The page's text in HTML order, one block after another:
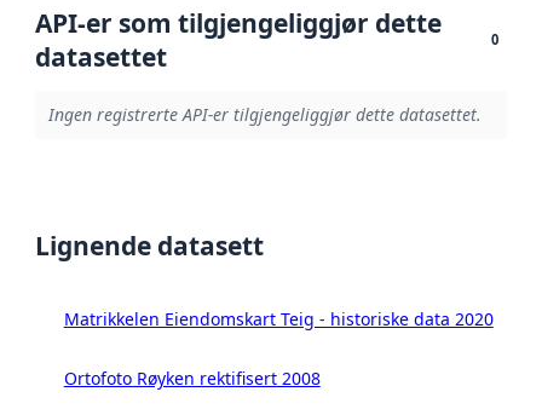
API-er som tilgjengeliggjør dette
datasettet
0
Ingen registrerte API-er tilgjengeliggjør dette datasettet.
Lignende datasett
Matrikkelen Eiendomskart Teig - historiske data 2020
Ortofoto Røyken rektifisert 2008